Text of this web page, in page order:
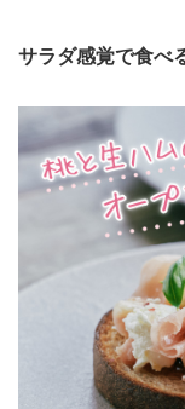
サラダ感覚で食べ